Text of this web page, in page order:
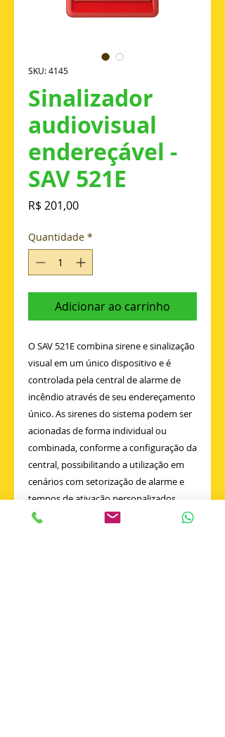
SKU: 4145
Sinalizador
audiovisual
endereçável -
SAV 521E
R$ 201,00Preço
Quantidade *
Adicionar ao carrinho
O SAV 521E combina sirene e sinalização
visual em um único dispositivo e é
controlada pela central de alarme de
incêndio através de seu endereçamento
único. As sirenes do sistema podem ser
acionadas de forma individual ou
combinada, conforme a configuração da
central, possibilitando a utilização em
cenários com setorização de alarme e
tempos de ativação personalizados,
proporcionado alta flexibilidade na